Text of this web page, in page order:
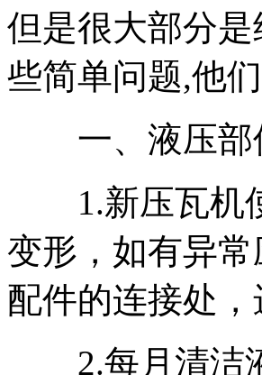
但是很大部分
些简单问题,他
一、液压部
1.新压瓦机使
变形，如有异
配件的连接处
2.每月清洁液